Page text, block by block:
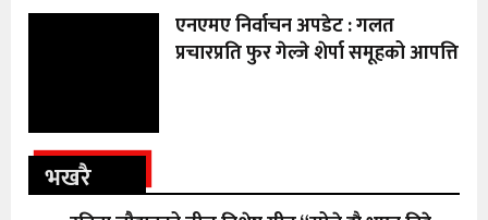
एनएमए निर्वाचन अपडेट : गलत
प्रचारप्रति फुर गेल्जे शेर्पा समूहको आपत्ति
भखरै